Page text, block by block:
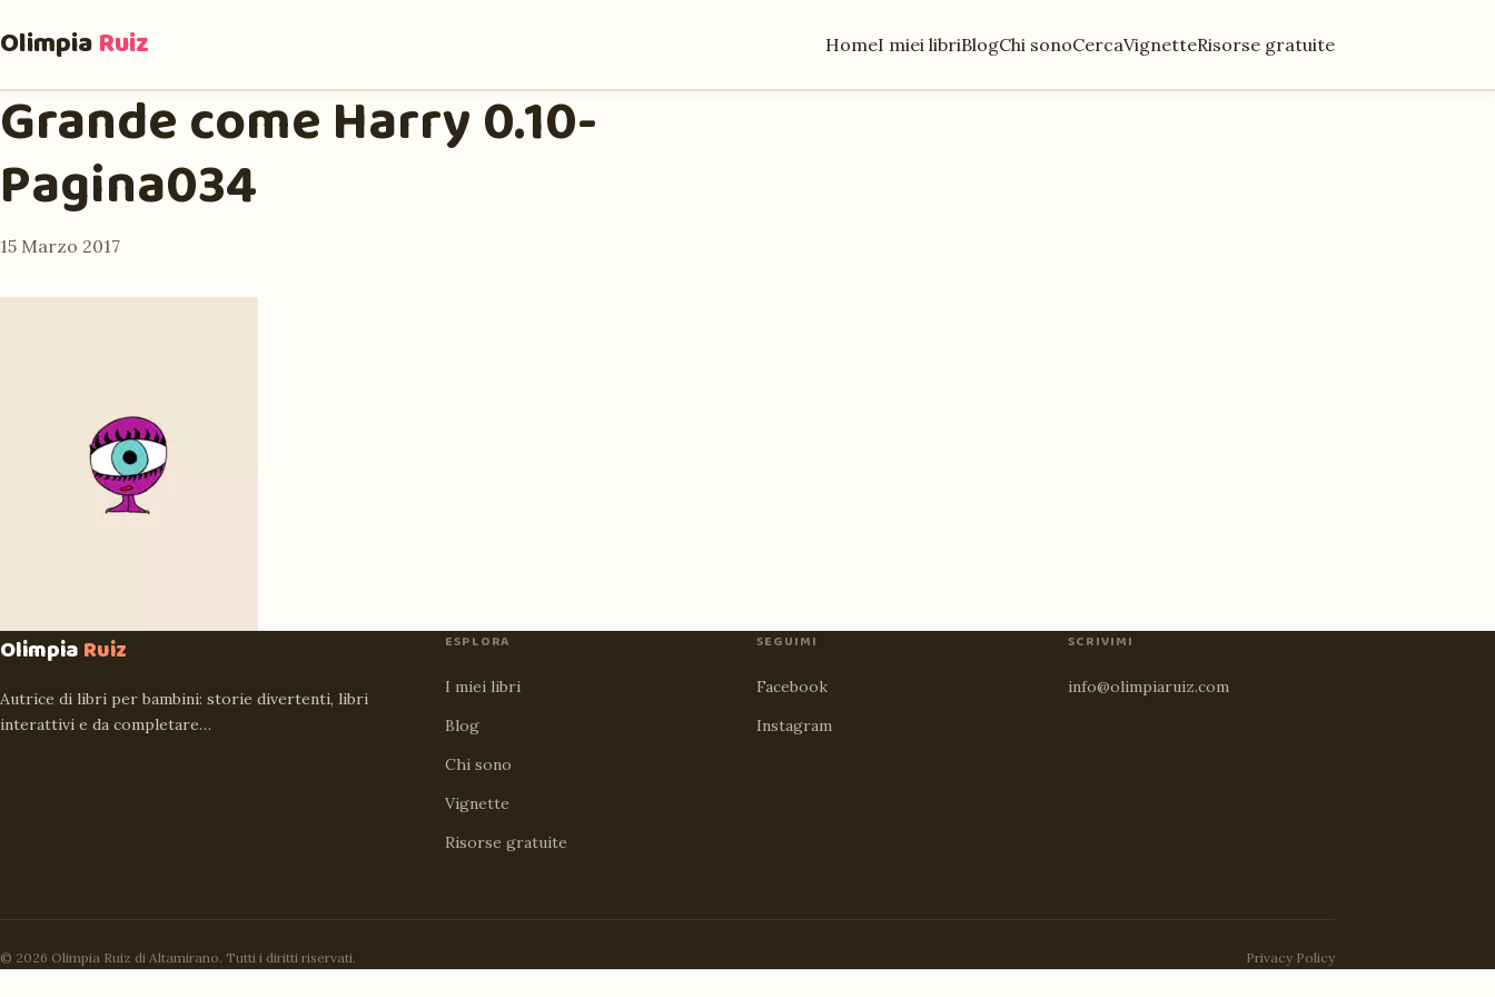
OlimpiaRuiz HomeI miei libriBlogChi sonoCercaVignetteRisorse gratuite
Grande come Harry 0.10-
Pagina034
15 Marzo 2017
OlimpiaRuiz
Autrice di libri per bambini: storie divertenti, libri
interattivi e da completare…
ESPLORA
I miei libri
Blog
Chi sono
Vignette
Risorse gratuite
SEGUIMI
Facebook
Instagram
SCRIVIMI
info@olimpiaruiz.com
© 2026 Olimpia Ruiz di Altamirano. Tutti i diritti riservati. Privacy Policy